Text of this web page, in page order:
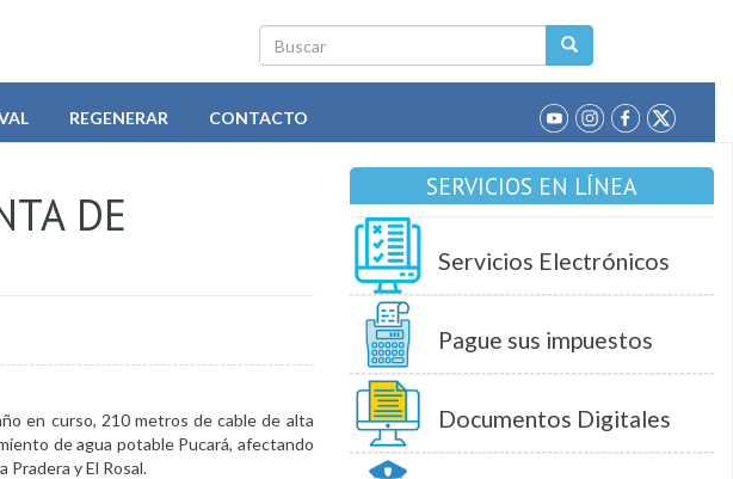
Buscar
REGENERAR CONTACTO
DE
en curso, 210 metros de cable de alta
de agua potable Pucará, afectando
Pradera y El Rosal.
SERVICIOS EN LÍNEA
Servicios Electrónicos
Pague sus impuestos
Documentos Digitales